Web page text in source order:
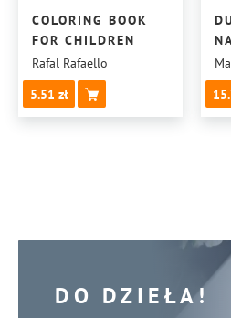
COLORING BOOK
FOR CHILDREN
Rafal Rafaello
5.51
DO DZIEŁA!